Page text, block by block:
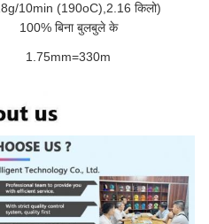
10min (190oC),2.16 किलो)
100% बिना बुलबुले के
1.75mm=330m